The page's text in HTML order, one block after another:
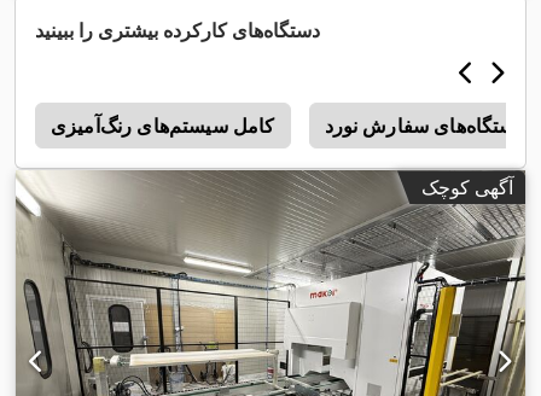
دستگاه‌های کارکرده بیشتری را ببینید
کامل سیستم‌های رنگ‌آمیزی دستگاه‌های سفارش نورد
آگهی کوچک